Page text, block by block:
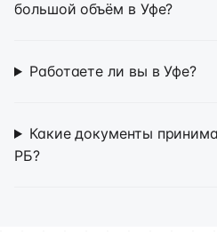
большой объём в Уфе?
Работаете ли вы в Уфе?
Какие документы
РБ?